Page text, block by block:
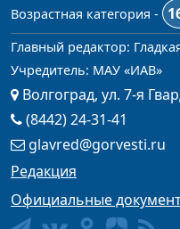
Возрастная категория -
Главный редактор:
Учредитель: МАУ «ИАВ»
Волгоград, ул. 7-я
(8442) 24-31-41
glavred@gorvesti.ru
Редакция
Официальные